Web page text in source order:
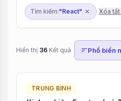
Tìm kiếm:"React" close Xóa tất
Hiển thị 36 Kết quả sortPhổ biến
TRUNG BÌNH